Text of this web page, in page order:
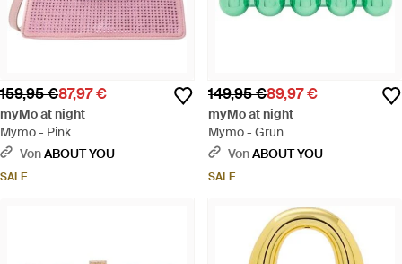
159,95 €87,97 €
myMo at night
Mymo - Pink
VonABOUT YOU
SALE
149,95 €89,97 €
myMo at night
Mymo - Grün
VonABOUT YOU
SALE